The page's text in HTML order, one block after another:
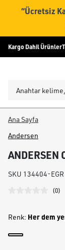
“Ücretsiz
Kargo Dahil Ürünler
Ana Sayfa
Andersen
ANDERSEN
SKU 134404-EGR
(0)
Renk: Her dem